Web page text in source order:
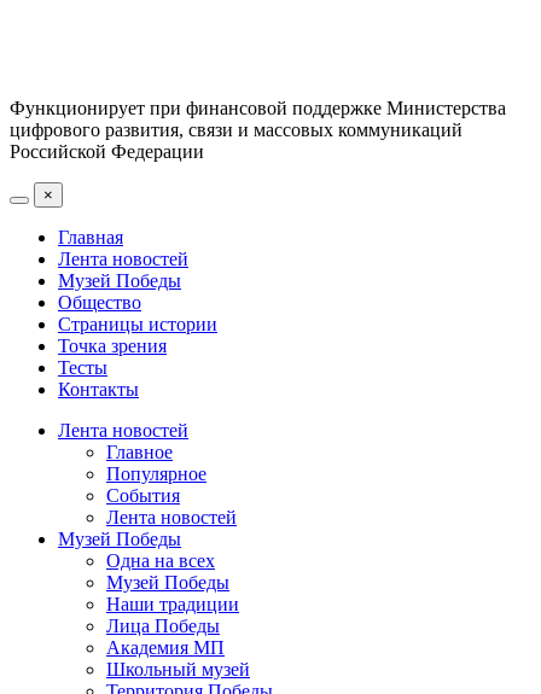
Функционирует при финансовой поддержке Министерства
цифрового развития, связи и массовых коммуникаций
Российской Федерации
×
Главная
Лента новостей
Музей Победы
Общество
Страницы истории
Точка зрения
Тесты
Контакты
Лента новостей
Главное
Популярное
События
Лента новостей
Музей Победы
Одна на всех
Музей Победы
Наши традиции
Лица Победы
Академия МП
Школьный музей